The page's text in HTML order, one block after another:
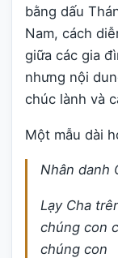
bằng dấu
Nam, cách
giữa các gia
nhưng nội
chúc lành và
Một mẫu dài
Nhân danh
Lạy Cha
chúng con
chúng con